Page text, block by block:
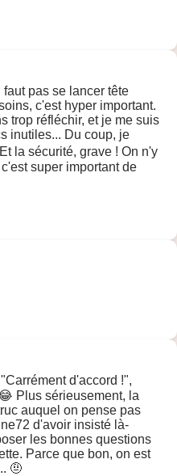
pas se lancer tête
c'est hyper important.
trop réfléchir, et je me suis
inutiles... Du coup, je
la sécurité, grave ! On n'y
super important de
d'accord !",
Plus sérieusement, la
auquel on pense pas
d'avoir insisté là-
les bonnes questions
Parce que bon, on est
🤨